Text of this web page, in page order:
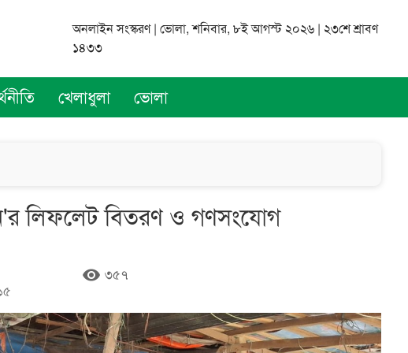
অনলাইন সংস্করণ | ভোলা, শনিবার, ৮ই আগস্ট ২০২৬ | ২৩শে শ্রাবণ
১৪৩৩
খেলাধুলা ভোলা
লিফলেট বিতরণ ও গণসংযোগ
remove_red_eye ৩৫৭